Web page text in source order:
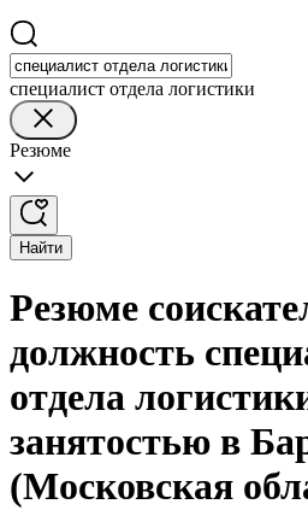
специалист отдела логистики
Резюме
Найти
Резюме
должность
отдела
занятостью в
(Московская